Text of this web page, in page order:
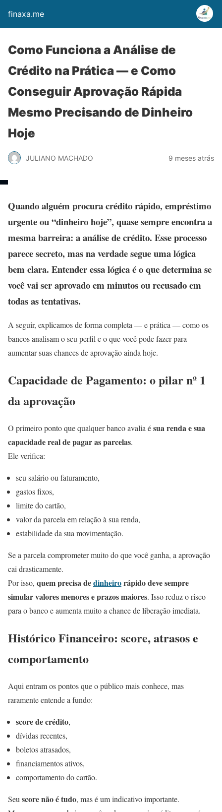
finaxa.me
Como Funciona a Análise de
Crédito na Prática — e Como
Conseguir Aprovação Rápida
Mesmo Precisando de Dinheiro
Hoje
JULIANO MACHADO 9 meses atrás
Quando alguém procuracrédito rápido, empréstimo
urgenteou “dinheiro hoje”, quase sempre encontra a
mesma barreira: a análise de crédito. Esse processo
parece secreto, mas na verdade segue uma lógica
bem clara. Entender essa lógica é o que determina se
você vai ser aprovado em minutos ou recusado em
todas as tentativas.
A seguir, explicamos de forma completa — e prática — como os
bancos analisam o seu perfil e o que você pode fazer para
aumentar suas chances de aprovação ainda hoje.
Capacidade de Pagamento: o pilar nº 1
da aprovação
O primeiro ponto que qualquer banco avalia ésua renda e sua
capacidade real de pagar as parcelas.
Ele verifica:
seu salário ou faturamento,
gastos fixos,
limite do cartão,
valor da parcela em relação à sua renda,
estabilidade da sua movimentação.
Se a parcela comprometer muito do que você ganha, a aprovação
cai drasticamente.
Por isso, quem precisa dedinheirorápido deve sempre
simular valores menores e prazos maiores. Isso reduz o risco
para o banco e aumenta muito a chance de liberação imediata.
Histórico Financeiro: score, atrasos e
comportamento
Aqui entram os pontos que o público mais conhece, mas
raramente entende a fundo:
score de crédito,
dívidas recentes,
boletos atrasados,
financiamentos ativos,
comportamento do cartão.
Seu score não é tudo, mas é um indicativo importante.